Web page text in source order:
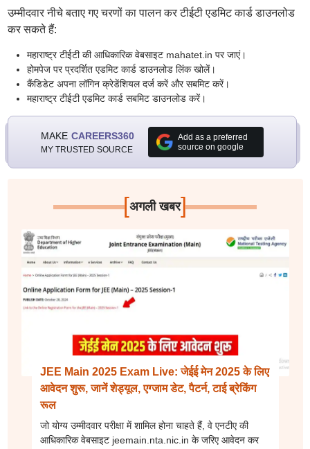
उम्मीदवार नीचे बताए गए चरणों का पालन कर टीईटी एडमिट कार्ड डाउनलोड
कर सकते हैं:
महाराष्ट्र टीईटी की आधिकारिक वेबसाइट mahatet.in पर जाएं।
होमपेज पर प्रदर्शित एडमिट कार्ड डाउनलोड लिंक खोलें।
कैंडिडेट अपना लॉगिन क्रेडेंशियल दर्ज करें और सबमिट करें।
महाराष्ट्र टीईटी एडमिट कार्ड सबमिट डाउनलोड करें।
MAKE CAREERS360
MY TRUSTED SOURCE
Add as a preferred
source on google
[अगली खबर]
JEE Main 2025 Exam Live: जेईई मेन 2025 के लिए
आवेदन शुरू, जानें शेड्यूल, एग्जाम डेट, पैटर्न, टाई ब्रेकिंग
रूल
जो योग्य उम्मीदवार परीक्षा में शामिल होना चाहते हैं, वे एनटीए की
आधिकारिक वेबसाइट jeemain.nta.nic.in के जरिए आवेदन कर